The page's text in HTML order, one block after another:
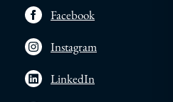
Facebook
Instagram
LinkedIn